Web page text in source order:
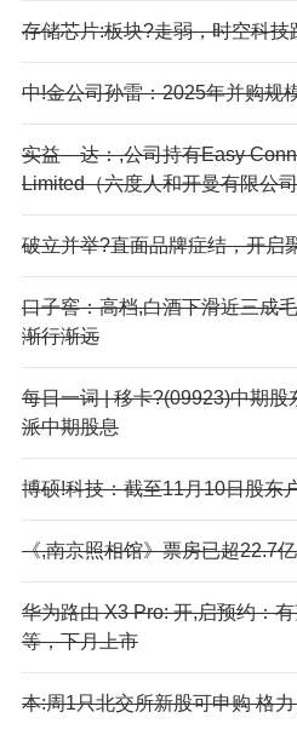
存储芯片:板块?走弱，时空科技
中!金公司孙雷：2025年并购规
实益—达：,公司持有Easy
Limited（六度人和开曼有限公
破立并举?直面品牌症结，开启
口子窖：高档,白酒下滑近三成
渐行渐远
每日一词 | 移卡?(09923)中期
派中期股息
博硕!科技：截至11月10日股东
《,南京照相馆》票房已超22.7
华为路由 X3 Pro: 开,启预约：
等，下月上市
本:周1只北交所新股可申购 格